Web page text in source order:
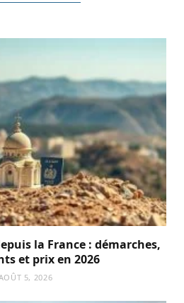
la France : démarches,
et prix en 2026
5, 2026